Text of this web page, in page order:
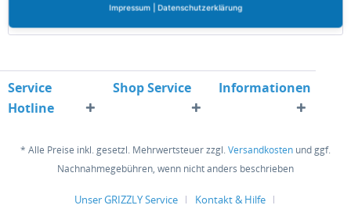
Service
Hotline
Shop Service Informationen
* Alle Preise inkl. gesetzl. Mehrwertsteuer zzgl.Versandkosten und ggf.
Nachnahmegebühren, wenn nicht anders beschrieben
Unser GRIZZLY Service Kontakt & Hilfe
Impressum Datenschutzerklärung